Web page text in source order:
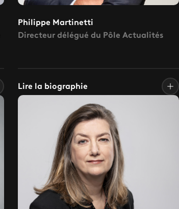
Philippe Martinetti
Directeur délégué du Pôle Actualités
Lire la biographie